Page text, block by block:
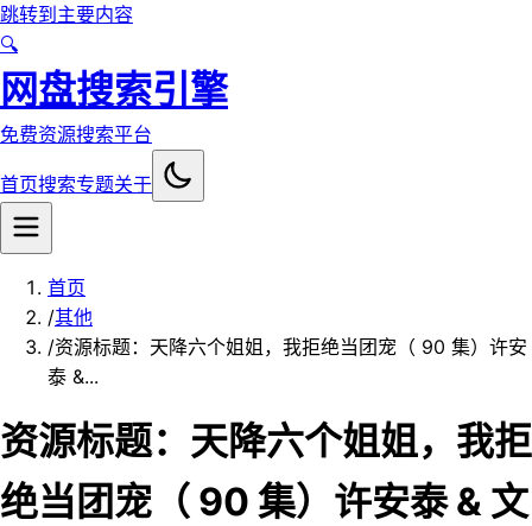
跳转到主要内容
🔍
网盘搜索引擎
免费资源搜索平台
首页搜索专题关于
首页
/其他
/资源标题：天降六个姐姐，我拒绝当团宠（ 90 集）许安
泰 &...
资源标题：天降六个姐姐，我拒
绝当团宠（ 90 集）许安泰 & 文